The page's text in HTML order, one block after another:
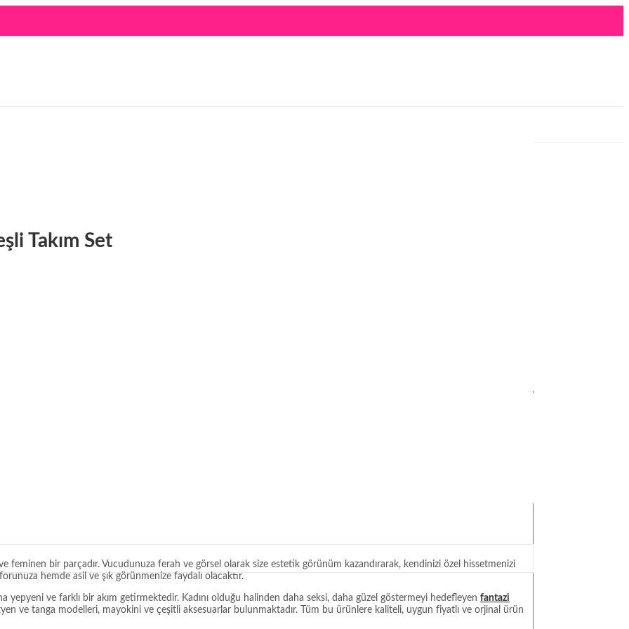
Takım Set
feminen bir parçadır. Vucudunuza ferah ve görsel olarak size estetik görünüm kazandırarak, kendinizi özel hissetmenizi
hemde asil ve şık görünmenize faydalı olacaktır.
yepyeni ve farklı bir akım getirmektedir. Kadını olduğu halinden daha seksi, daha güzel göstermeyi hedefleyen fantazi
ve tanga modelleri, mayokini ve çeşitli aksesuarlar bulunmaktadır. Tüm bu ürünlere kaliteli, uygun fiyatlı ve orjinal ürün